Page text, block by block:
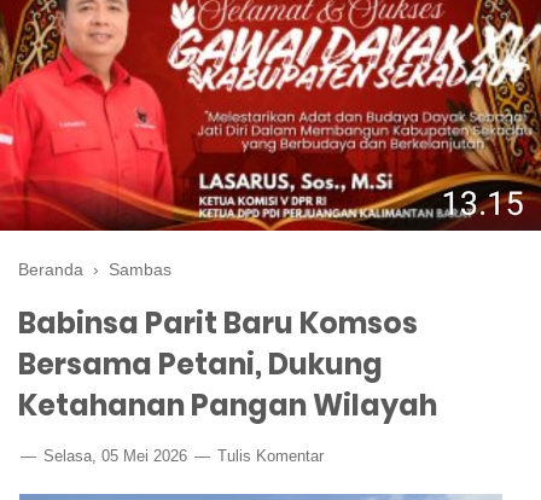
Beranda › Sambas
Babinsa Parit Baru Komsos
Bersama Petani, Dukung
Ketahanan Pangan Wilayah
Selasa, 05 Mei 2026 Tulis Komentar